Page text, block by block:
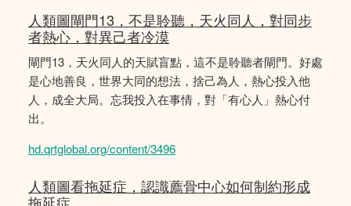
人類圖閘門13，不是聆聽，天火同人，對同步
者熱心，對異己者冷漠
閘門13，天火同人的天賦盲點，這不是聆聽者閘門。好處
是心地善良，世界大同的想法，捨己為人，熱心投入他
人，成全大局。忘我投入在事情，對「有心人」熱心付
出。
hd.qrtglobal.org/content/3496
人類圖看拖延症，認識薦骨中心如何制約形成